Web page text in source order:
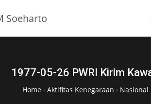
1977-05-26 PWRI Kirim
Home › Aktifitas Kenegaraan › Nasional